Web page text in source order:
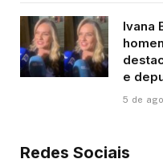
Ivana
e
5 de
Redes Sociais